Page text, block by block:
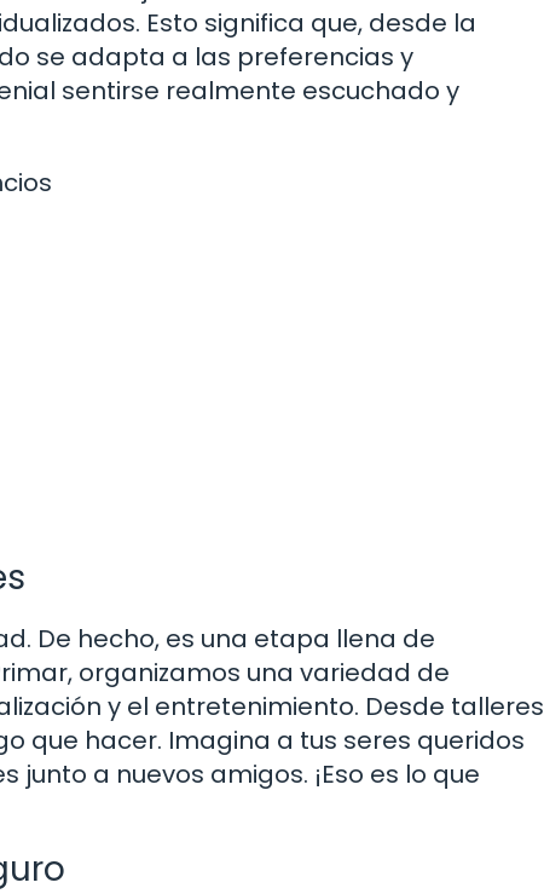
Esto significa que, desde la
se adapta a las preferencias y
sentirse realmente escuchado y
De hecho, es una etapa llena de
organizamos una variedad de
y el entretenimiento. Desde talleres
que hacer. Imagina a tus seres queridos
a nuevos amigos. ¡Eso es lo que